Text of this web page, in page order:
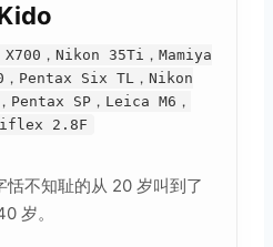
，Nikon 35Ti，Mamiya
，Pentax Six TL，Nikon
Pentax SP，Leica M6，
2.8F
不知耻的从 20 岁叫到了
岁。